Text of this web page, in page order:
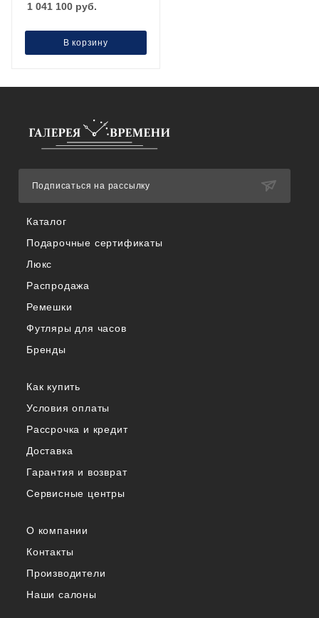
1 041 100 руб.
В корзину
Каталог
Подарочные сертификаты
Люкс
Распродажа
Ремешки
Футляры для часов
Бренды
Как купить
Условия оплаты
Рассрочка и кредит
Доставка
Гарантия и возврат
Сервисные центры
О компании
Контакты
Производители
Наши салоны
Подписаться на рассылку